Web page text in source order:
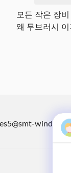
모든 작은 장
왜 무브러시 이